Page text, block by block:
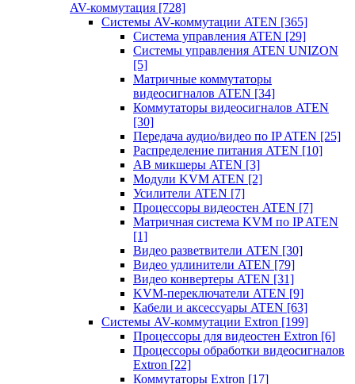
AV-коммутация [728]
Системы AV-коммутации ATEN [365]
Система управления ATEN [29]
Системы управления ATEN UNIZON
[5]
Матричные коммутаторы
видеосигналов ATEN [34]
Коммутаторы видеосигналов ATEN
[30]
Передача аудио/видео по IP ATEN [25]
Распределение питания ATEN [10]
АВ микшеры ATEN [3]
Модули KVM ATEN [2]
Усилители ATEN [7]
Процессоры видеостен ATEN [7]
Матричная система KVM по IP ATEN
[1]
Видео разветвители ATEN [30]
Видео удлинители ATEN [79]
Видео конвертеры ATEN [31]
KVM-переключатели ATEN [9]
Кабели и аксессуары ATEN [63]
Системы AV-коммутации Extron [199]
Процессоры для видеостен Extron [6]
Процессоры обработки видеосигналов
Extron [22]
Коммутаторы Extron [17]